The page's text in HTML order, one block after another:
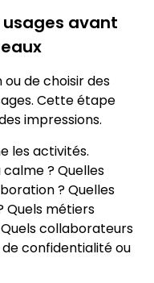
avant
de choisir des
Cette étape
impressions.
les activités.
? Quelles
? Quelles
Quels métiers
collaborateurs
confidentialité ou